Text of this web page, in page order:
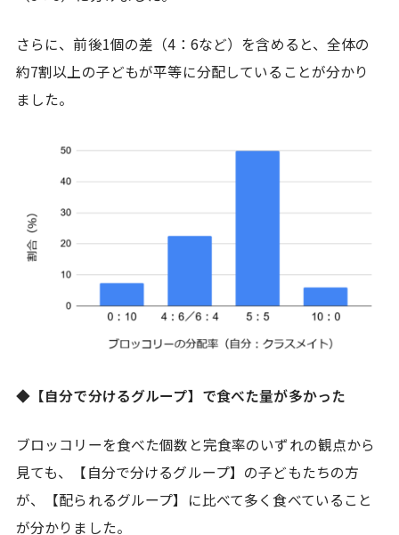
さらに、前後1個の差（4：6など）を含めると、全体の
約7割以上の子どもが平等に分配していることが分かり
ました。
◆ 【自分で分けるグループ】で食べた量が多かった
ブロッコリーを食べた個数と完食率のいずれの観点から
見ても、【自分で分けるグループ】の子どもたちの方
が、【配られるグループ】に比べて多く食べていること
が分かりました。